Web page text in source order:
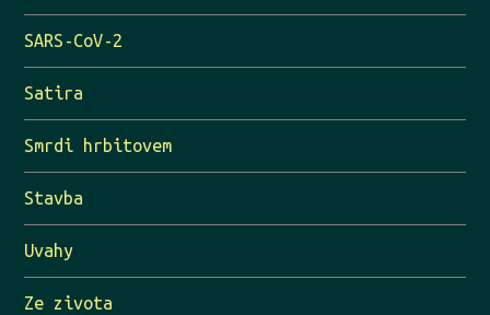
SARS-CoV-2
Satira
Smrdi hrbitovem
Stavba
Uvahy
Ze zivota